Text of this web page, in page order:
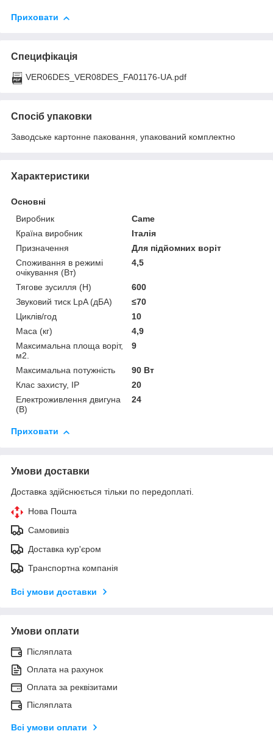
Приховати
Специфікація
VER06DES_VER08DES_FA01176-UA.pdf
Спосіб упаковки
Заводське картонне паковання, упакований комплектно
Характеристики
Основні
Виробник
Came
Країна виробник
Італія
Призначення
Для підйомних воріт
Споживання в режимі
очікування (Вт)
4,5
Тягове зусилля (Н)
600
Звуковий тиск LpA (дБА)
≤70
Циклів/год
10
Маса (кг)
4,9
Максимальна площа воріт,
м2.
9
Максимальна потужність
90 Вт
Клас захисту, IP
20
Електроживлення двигуна
(В)
24
Приховати
Умови доставки
Доставка здійснюється тільки по передоплаті.
Нова Пошта
Самовивіз
Доставка кур'єром
Транспортна компанія
Всі умови доставки
Умови оплати
Післяплата
Оплата на рахунок
Оплата за реквізитами
Післяплата
Всі умови оплати